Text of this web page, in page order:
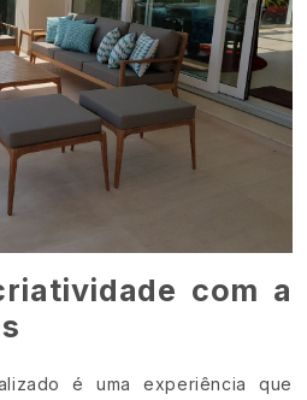
com a
é uma experiência que